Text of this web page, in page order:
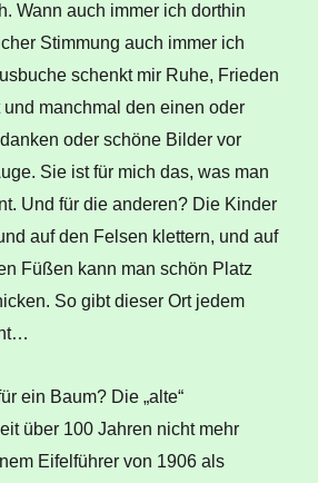
Wann auch immer ich dorthin
Stimmung auch immer ich
schenkt mir Ruhe, Frieden
manchmal den einen oder
oder schöne Bilder vor
Sie ist für mich das, was man
Und für die anderen? Die Kinder
auf den Felsen klettern, und auf
Füßen kann man schön Platz
So gibt dieser Ort jedem
ein Baum? Die „alte“
über 100 Jahren nicht mehr
Eifelführer von 1906 als